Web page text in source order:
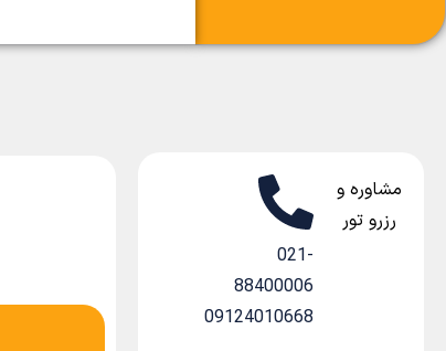
مشاوره و
رزرو تور
021-
88400006
09124010668